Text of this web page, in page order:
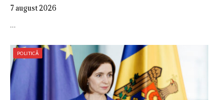
7 august 2026
…
POLITICĂ